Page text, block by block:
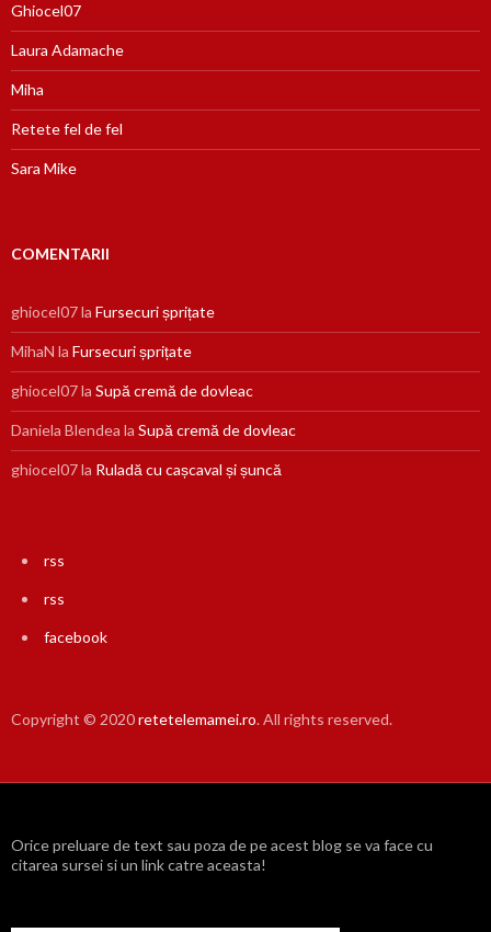
Ghiocel07
Laura Adamache
Miha
Retete fel de fel
Sara Mike
COMENTARII
ghiocel07la Fursecuri șprițate
MihaN la Fursecuri șprițate
ghiocel07la Supă cremă de dovleac
Daniela Blendea la Supă cremă de dovleac
ghiocel07la Ruladă cu cașcaval și șuncă
rss
rss
facebook
Copyright © 2020retetelemamei.ro. All rights reserved.
Orice preluare de text sau poza de pe acest blog se va face cu
citarea sursei si un link catre aceasta!